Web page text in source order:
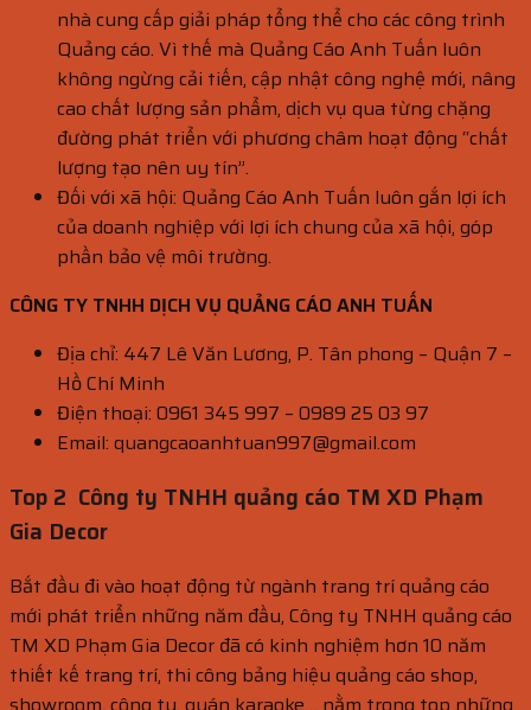
nhà cung cấp giải pháp tổng thể cho các công trình
Quảng cáo. Vì thế mà Quảng Cáo Anh Tuấn luôn
không ngừng cải tiến, cập nhật công nghệ mới, nâng
cao chất lượng sản phẩm, dịch vụ qua từng chặng
đường phát triển với phương châm hoạt động “chất
lượng tạo nên uy tín”.
Đối với xã hội: Quảng Cáo Anh Tuấn luôn gắn lợi ích
của doanh nghiệp với lợi ích chung của xã hội, góp
phần bảo vệ môi trường.
CÔNG TY TNHH DỊCH VỤ QUẢNG CÁO ANH TUẤN
Địa chỉ: 447 Lê Văn Lương, P. Tân phong – Quận 7 –
Hồ Chí Minh
Điện thoại: 0961 345 997 – 0989 25 03 97
Email: quangcaoanhtuan997@gmail.com
Top 2 Công ty TNHH quảng cáo TM XD Phạm
Gia Decor
Bắt đầu đi vào hoạt động từ ngành trang trí quảng cáo
mới phát triển những năm đầu, Công ty TNHH quảng cáo
TM XD Phạm Gia Decor đã có kinh nghiệm hơn 10 năm
thiết kế trang trí, thi công bảng hiệu quảng cáo shop,